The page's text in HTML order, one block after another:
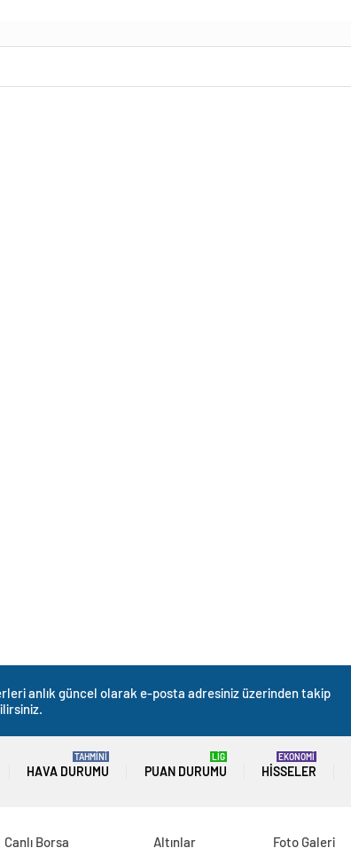
anlık güncel olarak e-posta adresiniz üzerinden takip
HAVA DURUMU
TAHMİNİ
PUAN DURUMU
LİG
HISSELER
EKONOMİ
Canlı Borsa Altınlar Foto Galeri